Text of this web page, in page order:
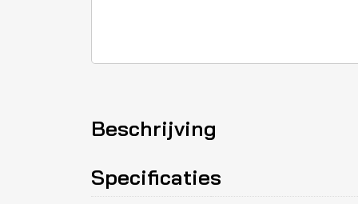
Beschrijving
Specificaties